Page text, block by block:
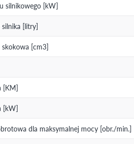
silnikowego [kW]
silnika [litry]
skokowa [cm3]
[KM]
[kW]
dla maksymalnej mocy [obr./min.]